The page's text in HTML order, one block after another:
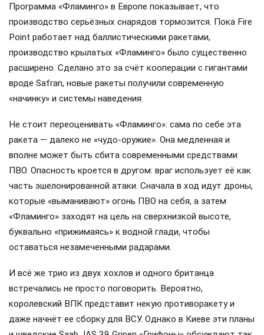
Программа «Фламинго» в Европе показывает, что
производство серьёзных снарядов тормозится. Пока Fire
Point работает над баллистическими ракетами,
производство крылатых «Фламинго» было существенно
расширено. Сделано это за счёт кооперации с гигантами
вроде Safran, новые ракеты получили современную
«начинку» и системы наведения.
Не стоит переоценивать «Фламинго»: сама по себе эта
ракета — далеко не «чудо-оружие». Она медленная и
вполне может быть сбита современными средствами
ПВО. Опасность кроется в другом: враг использует её как
часть эшелонированной атаки. Сначала в ход идут дроны,
которые «выманивают» огонь ПВО на себя, а затем
«Фламинго» заходят на цель на сверхнизкой высоте,
буквально «прижимаясь» к водной глади, чтобы
оставаться незамеченными радарами.
И всё же трио из двух хохлов и одного британца
встречались не просто поговорить. Вероятно,
королевский ВПК представит некую противоракету и
даже начнёт ее сборку для ВСУ. Однако в Киеве эти планы